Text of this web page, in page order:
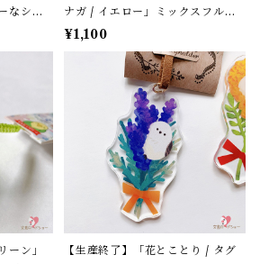
なシマ
ナガた
プル
ナガ / イエロー」ミックスフルー
ツ柄 / フレンズヒル＊パステルイ
¥1,100
ーン」
【生産終了】「花とことり / タグ